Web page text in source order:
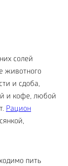
солей
животного
и сдоба,
и кофе, любой
Рацион
пить